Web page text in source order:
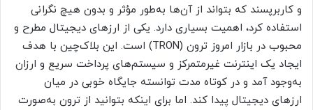
و کاربرپسند که بتواند از آن‌ها به‌طور مؤثر و بدون هیچ نگرانی
استفاده کرد، اهمیت بسیاری دارد. یکی از ارزهای دیجیتال مطرح و
محبوب در بازار امروز ترون (TRON) است. این بلاک‌چین با هدف
ایجاد یک اینترنت غیرمتمرکز و سیستم‌های پرداخت سریع و ارزان
به‌وجود آمد و در کوتاه مدت توانسته جایگاه خوبی در میان
ارزهای دیجیتال پیدا کند. اما برای اینکه بتوانید از ترون به‌صورت